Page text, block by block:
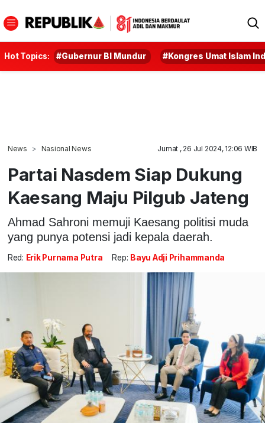
Hot Topics: #Gubernur BI Mundur #Kongres Umat Islam
News Nasional News Jumat , 26 Jul 2024, 12:06 WIB
Partai Nasdem Siap Dukung
Kaesang Maju Pilgub Jateng
Ahmad Sahroni memuji Kaesang politisi muda
yang punya potensi jadi kepala daerah.
Red: Erik Purnama Putra Rep: Bayu Adji Prihammanda